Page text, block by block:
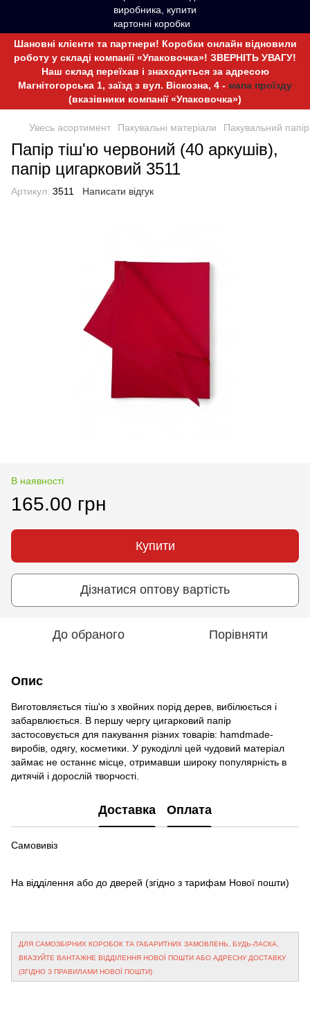
Шановні клієнти та партнери! Коробки онлайн відновили
роботу у складі компанії «Упаковочка»! ЗВЕРНІТЬ УВАГУ!
Наш склад переїхав і знаходиться за адресою
Магнітогорська 1, заїзд з вул. Віскозна, 4 - мапа проїзду
(вказівники компанії «Упаковочка»)
Увесь асортимент Пакувальні матеріали Пакувальний папір
Папір тіш'ю червоний (40 аркушів),
папір цигарковий 3511
Артикул: 3511 Написати відгук
В наявності
165.00 грн
Купити
Дізнатися оптову вартість
До обраного Порівняти
Опис
Виготовляється тіш'ю з хвойних порід дерев, вибілюється і
забарвлюється. В першу чергу цигарковий папір
застосовується для пакування різних товарів: hamdmade-
виробів, одягу, косметики. У рукоділлі цей чудовий матеріал
займає не останнє місце, отримавши широку популярність в
дитячій і дорослій творчості.
Доставка Оплата
Самовивіз
На відділення або до дверей (згідно з тарифам Нової пошти)
ДЛЯ САМОЗБІРНИХ КОРОБОК ТА ГАБАРИТНИХ ЗАМОВЛЕНЬ, БУДЬ-ЛАСКА,
ВКАЗУЙТЕ ВАНТАЖНЕ ВІДДІЛЕННЯ НОВОЇ ПОШТИ АБО АДРЕСНУ ДОСТАВКУ
(ЗГІДНО З ПРАВИЛАМИ НОВОЇ ПОШТИ)